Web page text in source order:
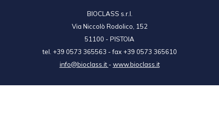
BIOCLASS s.r.l.
Via Niccolò Rodolico, 152
51100 - PISTOIA
tel. +39 0573 365563 - fax +39 0573 365610
info@bioclass.it - www.bioclass.it